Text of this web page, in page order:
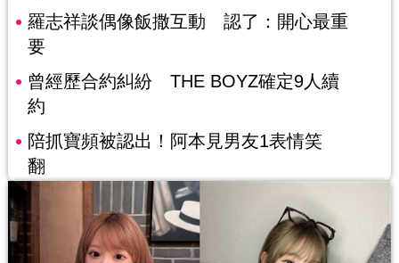
羅志祥談偶像飯撒互動 認了：開心最重
要
曾經歷合約糾紛 THE BOYZ確定9人續
約
陪抓寶頻被認出！阿本見男友1表情笑
翻